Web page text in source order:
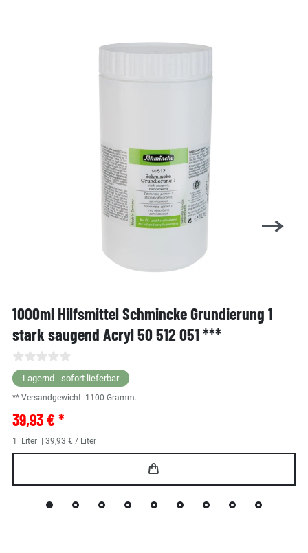
1000ml Hilfsmittel Schmincke Grundierung 1
stark saugend Acryl 50 512 051 ***
Lagernd - sofort lieferbar
** Versandgewicht: 1100 Gramm.
39,93 € *
1 Liter | 39,93 € / Liter